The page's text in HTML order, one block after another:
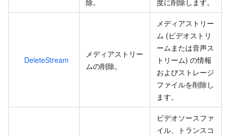
DeleteStream
メディアストリー
ムの削除。
メディアストリー
ム (ビデオストリ
ームまたは音声ス
トリーム) の情報
およびストレージ
ファイルを削除し
ます。
ビデオソースファ
イル、トランスコ